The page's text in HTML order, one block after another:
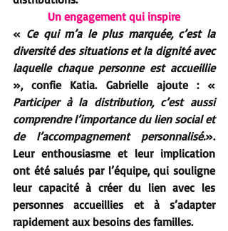
Un engagement qui inspire
« Ce qui m’a le plus marquée, c’est la
diversité des situations et la dignité avec
laquelle chaque personne est accueillie
Participer à la distribution, c’est aussi
comprendre l’importance du lien social et
de l’accompagnement personnalisé.».
Leur enthousiasme et leur implication
ont été salués par l’équipe, qui souligne
leur capacité à créer du lien avec les
personnes accueillies et à s’adapter
rapidement aux besoins des familles.